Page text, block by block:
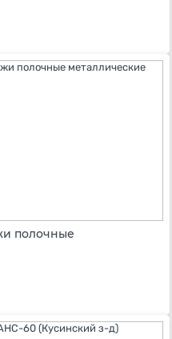
полочные